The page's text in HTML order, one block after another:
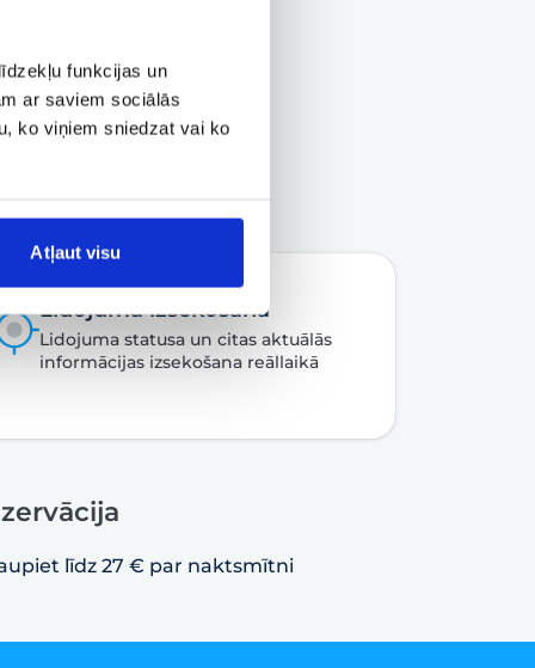
funkcijas un
ar saviem sociālās
ko viņiem sniedzat vai ko
Atļaut visu
Lidojuma izsekošana
Lidojuma statusa un citas aktuālās
informācijas izsekošana reāllaikā
līdz 27 € par naktsmītni